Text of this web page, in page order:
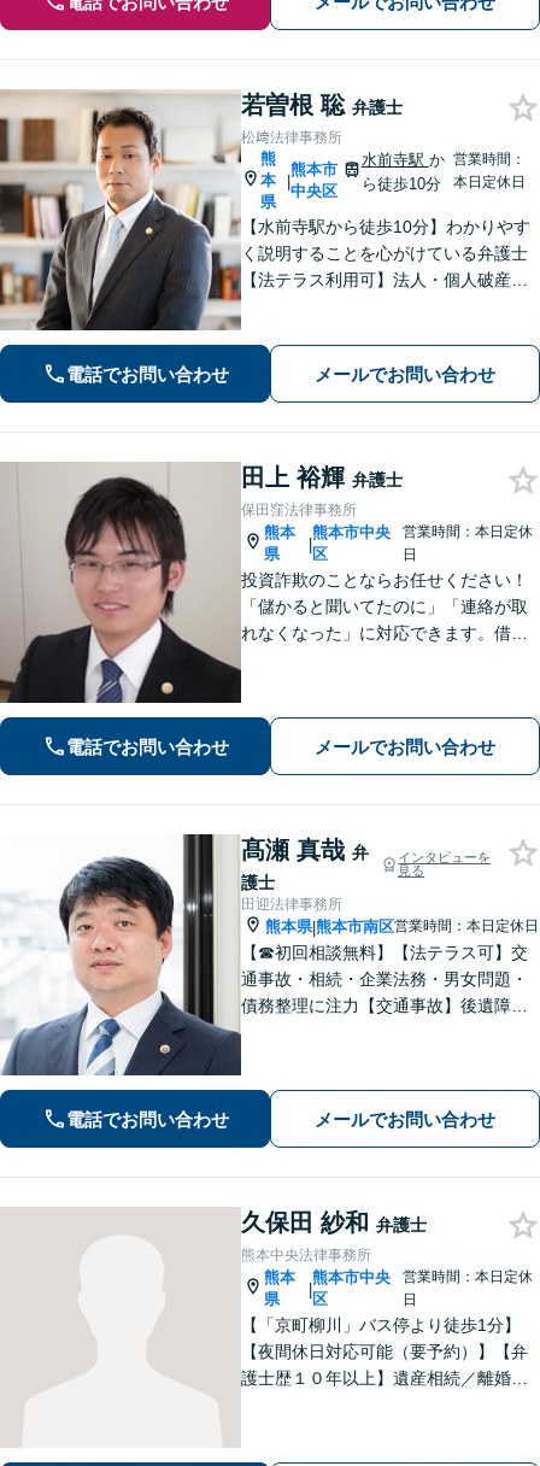
若曽根 聡 弁護士
松﨑法律事務所
熊
本
県
|
熊本市
中央区
水前寺駅 か
ら徒歩10分
営業時間：
本日定休日
【水前寺駅から徒歩10分】わかりやす
く説明することを心がけている弁護士
【法テラス利用可】法人・個人破産申
対応でスムーズに解決できるよう尽力
電話でお問い合わせ メールでお問い合わせ
田上 裕輝 弁護士
保田窪法律事務所
熊本
県
|
熊本市中央
区
営業時間：本日定休
日
投資詐欺のことならお任せください！
「儲かると聞いてたのに」「連絡が取
れなくなった」に対応できます。借
電話でお問い合わせ メールでお問い合わせ
髙瀬 真哉 弁
護士
インタビューを
見る
田迎法律事務所
熊本県|熊本市南区営業時間：本日定休日
【☎︎初回相談無料】【法テラス可】交
通事故・相続・企業法務・男女問題・
債務整理に注力【交通事故】後遺障害
電話でお問い合わせ メールでお問い合わせ
久保田 紗和 弁護士
熊本中央法律事務所
熊本
県
|
熊本市中央
区
営業時間：本日定休
日
【「京町柳川」バス停より徒歩1分】
【夜間休日対応可能（要予約）】【弁
護士歴１０年以上】遺産相続／離婚・